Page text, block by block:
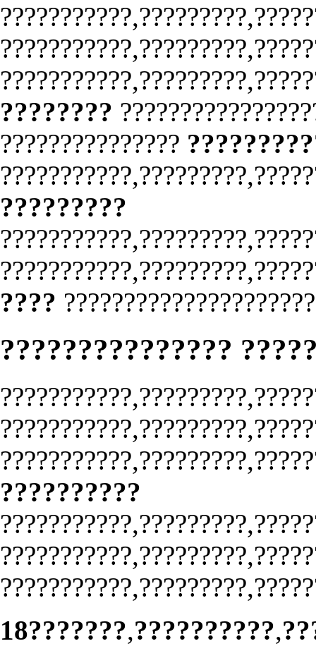
????????
???????????????
?????????
????
???????????????
??????????
18???????,??????????,